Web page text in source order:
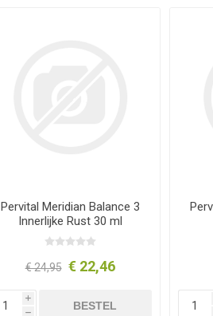
Pervital Meridian Balance 3
Innerlijke Rust 30 ml
€ 24,95 € 22,46
i
h
BESTEL